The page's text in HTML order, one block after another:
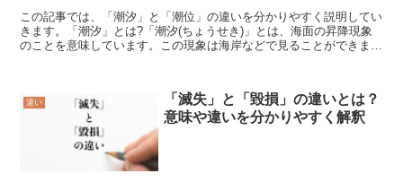
この記事では、「潮汐」と「潮位」の違いを分かりやすく説明してい
きます。「潮汐」とは?「潮汐(ちょうせき)」とは、海面の昇降現象
のことを意味しています。この現象は海岸などで見ることができま
違い
「滅失」と「毀損」の違いとは？
意味や違いを分かりやすく解釈